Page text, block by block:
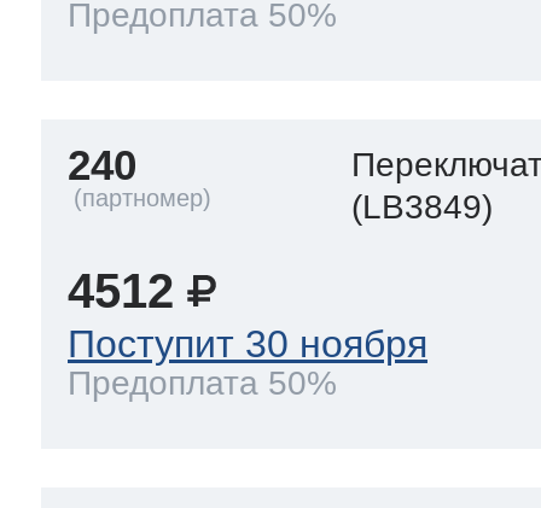
Предоплата 50%
240
(LB3849)
4512
Поступит 30 ноября
Предоплата 50%